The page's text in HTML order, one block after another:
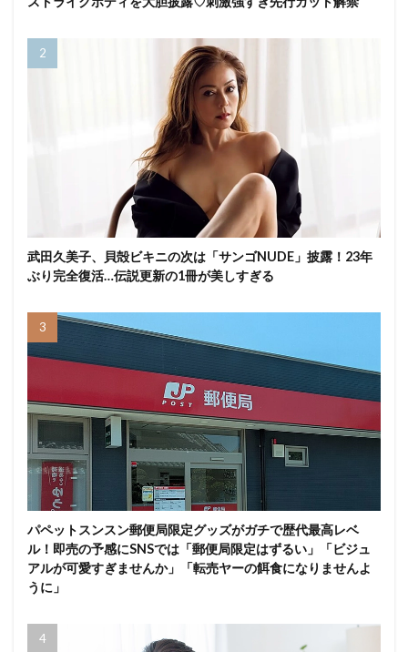
武田久美子、貝殻ビキニの次は「サンゴNUDE」披露！23年
ぶり完全復活…伝説更新の1冊が美しすぎる
パペットスンスン郵便局限定グッズがガチで歴代最高レベ
ル！即売の予感にSNSでは「郵便局限定はずるい」「ビジュ
アルが可愛すぎませんか」「転売ヤーの餌食になりませんよ
うに」